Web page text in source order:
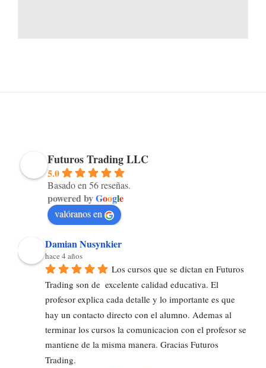
Futuros Trading LLC
5.0
Basado en 56 reseñas.
powered byGoogle
valóranos en
Damian Nusynkier
hace 4 años
Los cursos que se dictan en Futuros
Trading son de  excelente calidad educativa. El
profesor explica cada detalle y lo importante es que
hay un contacto directo con el alumno. Ademas al
terminar los cursos la comunicacion con el profesor se
mantiene de la misma manera. Gracias Futuros
Trading.